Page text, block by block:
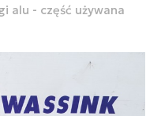
alu - część używana